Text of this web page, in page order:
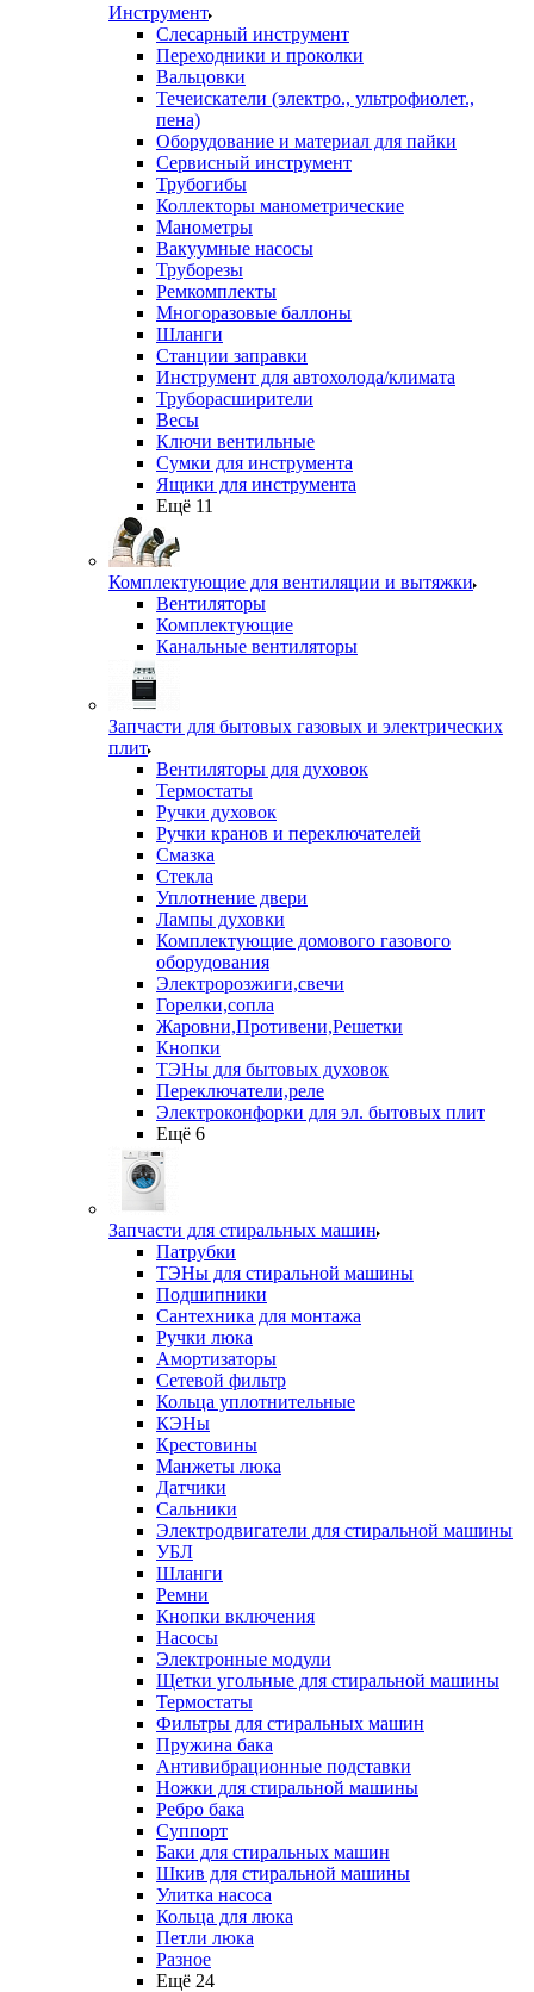
Инструмент
Слесарный инструмент
Переходники и проколки
Вальцовки
Течеискатели (электро., ультрофиолет.,
пена)
Оборудование и материал для пайки
Сервисный инструмент
Трубогибы
Коллекторы манометрические
Манометры
Вакуумные насосы
Труборезы
Ремкомплекты
Многоразовые баллоны
Шланги
Станции заправки
Инструмент для автохолода/климата
Труборасширители
Весы
Ключи вентильные
Сумки для инструмента
Ящики для инструмента
Ещё 11
Комплектующие для вентиляции и вытяжки
Вентиляторы
Комплектующие
Канальные вентиляторы
Запчасти для бытовых газовых и электрических
плит
Вентиляторы для духовок
Термостаты
Ручки духовок
Ручки кранов и переключателей
Смазка
Стекла
Уплотнение двери
Лампы духовки
Комплектующие домового газового
оборудования
Электророзжиги,свечи
Горелки,сопла
Жаровни,Противени,Решетки
Кнопки
ТЭНы для бытовых духовок
Переключатели,реле
Электроконфорки для эл. бытовых плит
Ещё 6
Запчасти для стиральных машин
Патрубки
ТЭНы для стиральной машины
Подшипники
Сантехника для монтажа
Ручки люка
Амортизаторы
Сетевой фильтр
Кольца уплотнительные
КЭНы
Крестовины
Манжеты люка
Датчики
Сальники
Электродвигатели для стиральной машины
УБЛ
Шланги
Ремни
Кнопки включения
Насосы
Электронные модули
Щетки угольные для стиральной машины
Термостаты
Фильтры для стиральных машин
Пружина бака
Антивибрационные подставки
Ножки для стиральной машины
Ребро бака
Суппорт
Баки для стиральных машин
Шкив для стиральной машины
Улитка насоса
Кольца для люка
Петли люка
Разное
Ещё 24